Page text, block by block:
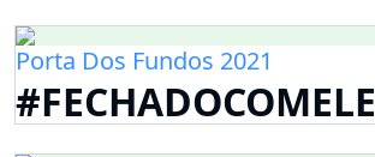
Porta Dos Fundos 2021
#FECHADOCOMELE